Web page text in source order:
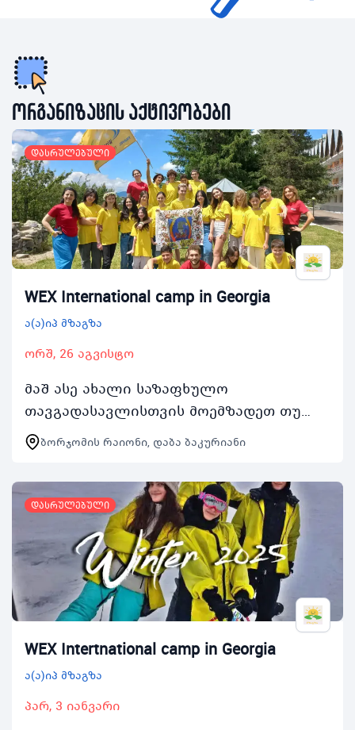
ორგანიზაცის აქტივობები
დასრულებული
WEX International camp in Georgia
ა(ა)იპ მზაგზა
ორშ, 26 აგვისტო
მაშ ასე ახალი საზაფხულო
თავგადასავლისთვის მოემზადეთ თუ
გინდა რომ შეხვდე მონაწილეებს
მსოფლიოს სხვადასხვა ქვეყნიდან
იცხოვრო მულტიკულტურულ გარემოში
მთელი…
ბორჯომის რაიონი, დაბა ბაკურიანი
დასრულებული
WEX Intertnational camp in Georgia
ა(ა)იპ მზაგზა
პარ, 3 იანვარი